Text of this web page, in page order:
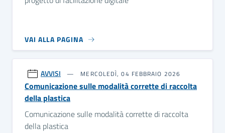
VAI ALLA PAGINA
AVVISI MERCOLEDÌ, 04 FEBBRAIO 2026
Comunicazione sulle modalità corrette di raccolta
della plastica
Comunicazione sulle modalità corrette di raccolta
della plastica